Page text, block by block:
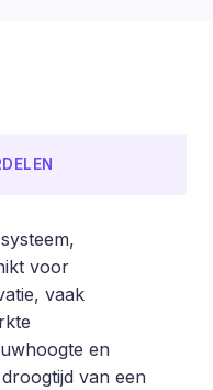
voor
vaak
en
van een